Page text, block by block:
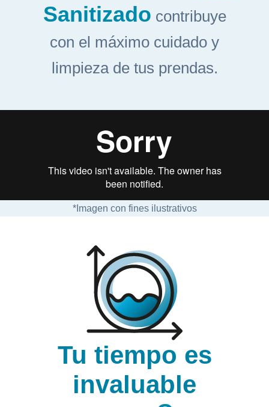
Sanitizado contribuye
con el máximo cuidado y
limpieza de tus prendas.
*Imagen con fines ilustrativos
Tu tiempo es
invaluable